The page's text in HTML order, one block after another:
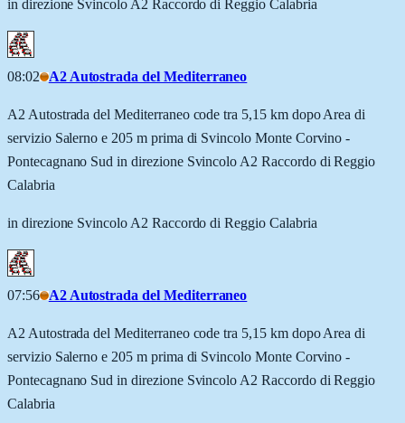
in direzione Svincolo A2 Raccordo di Reggio Calabria
08:02 A2 Autostrada del Mediterraneo
A2 Autostrada del Mediterraneo code tra 5,15 km dopo Area di
servizio Salerno e 205 m prima di Svincolo Monte Corvino -
Pontecagnano Sud in direzione Svincolo A2 Raccordo di Reggio
Calabria
in direzione Svincolo A2 Raccordo di Reggio Calabria
07:56 A2 Autostrada del Mediterraneo
A2 Autostrada del Mediterraneo code tra 5,15 km dopo Area di
servizio Salerno e 205 m prima di Svincolo Monte Corvino -
Pontecagnano Sud in direzione Svincolo A2 Raccordo di Reggio
Calabria